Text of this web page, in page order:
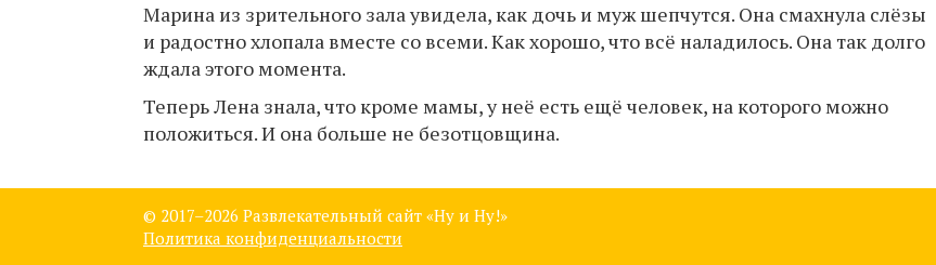
Марина из зрительного зала увидела, как дочь и муж шепчутся. Она смахнула слёзы
и радостно хлопала вместе со всеми. Как хорошо, что всё наладилось. Она так долго
ждала этого момента.
Теперь Лена знала, что кроме мамы, у неё есть ещё человек, на которого можно
положиться. И она больше не безотцовщина.
© 2017–2026 Развлекательный сайт «Ну и Ну!»
Политика конфиденциальности